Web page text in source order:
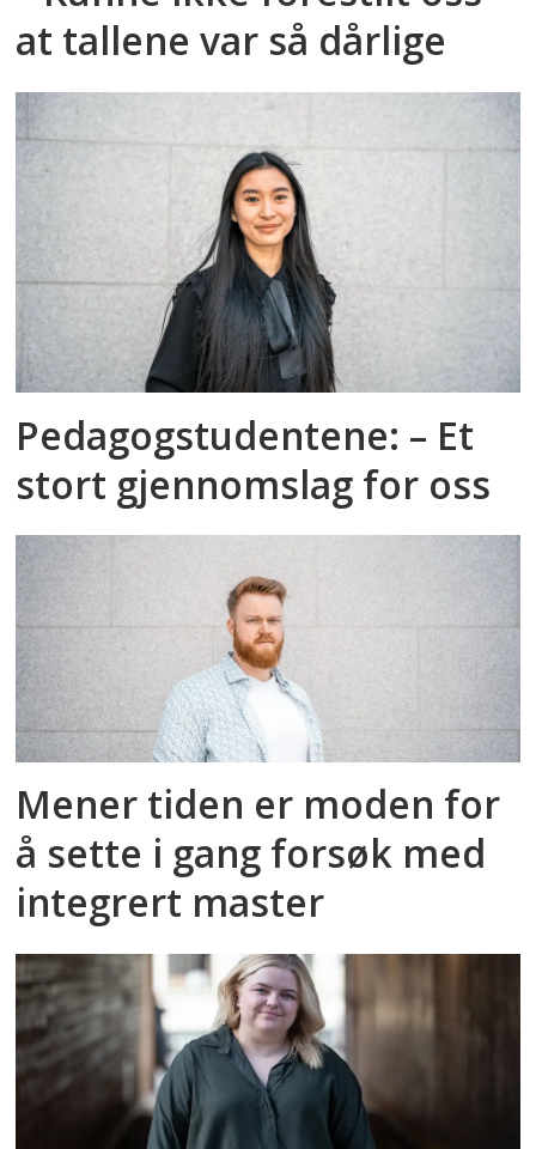
at tallene var så dårlige
Pedagogstudentene: – Et
stort gjennomslag for oss
Mener tiden er moden for
å sette i gang forsøk med
integrert master